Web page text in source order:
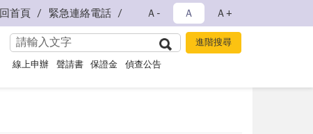
回首頁 緊急連絡電話 Ａ- Ａ Ａ+
線上申辦 聲請書 保證金 偵查公告